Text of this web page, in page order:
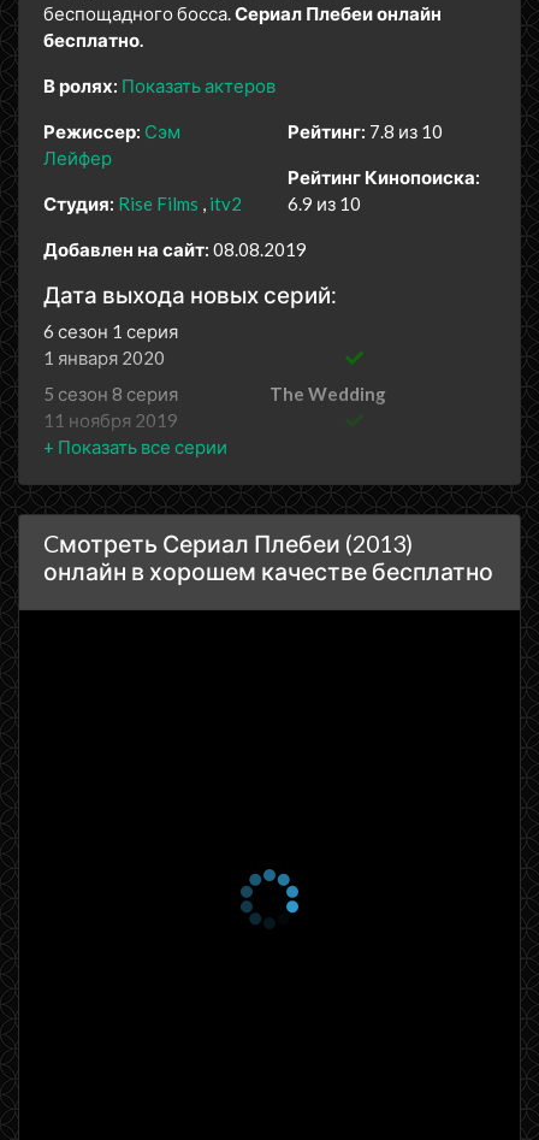
беспощадного босса. Сериал Плебеи онлайн
бесплатно.
В ролях: Показать актеров
Режиссер: Сэм
Лейфер
Студия: Rise Films itv2
Рейтинг: 7.8 из 10
Рейтинг Кинопоиска:
6.9 из 10
Добавлен на сайт: 08.08.2019
Дата выхода новых серий:
6 сезон 1 серия
1 января 2020
5 сезон 8 серия
The Wedding
11 ноября 2019
5 сезон 7 серия
4 ноября 2019
5 сезон 6 серия
The Dig
28 октября 2019
5 сезон 5 серия
The Hooligans
21 октября 2019
Soldiers of Rome
Cмотреть Сериал Плебеи (2013)
онлайн в хорошем качестве бесплатно